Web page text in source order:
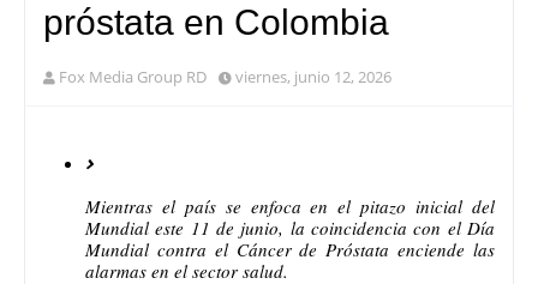
próstata en Colombia
Fox Media Group RD viernes, junio 12, 2026
Mientras el país se enfoca en el pitazo inicial del
Mundial este 11 de junio, la coincidencia con el Día
Mundial contra el Cáncer de Próstata enciende las
alarmas en el sector salud.